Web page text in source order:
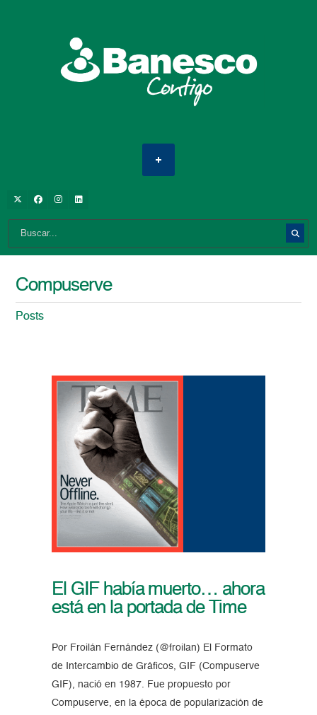
Compuserve
Posts
El GIF había muerto… ahora
está en la portada de Time
Por Froilán Fernández (@froilan) El Formato
de Intercambio de Gráficos, GIF (Compuserve
GIF), nació en 1987. Fue propuesto por
Compuserve, en la época de popularización de